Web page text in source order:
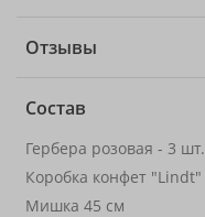
Отзывы
Состав
Гербера розовая - 3 шт.
Коробка конфет "Lindt"
Мишка 45 см